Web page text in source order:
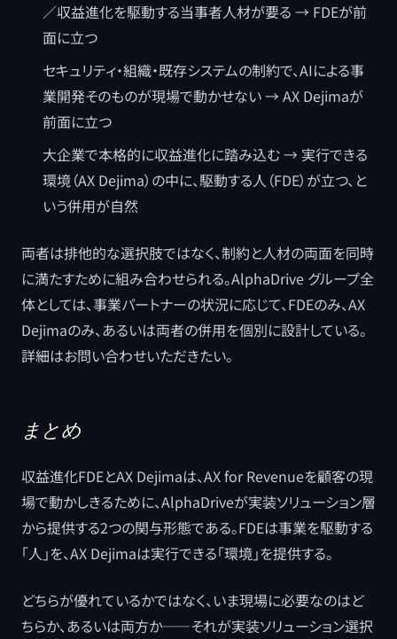
／収益進化を駆動する当事者人材が要る → FDEが前
面に立つ
セキュリティ・組織・既存システムの制約で、AIによる事
業開発そのものが現場で動かせない → AX Dejimaが
前面に立つ
大企業で本格的に収益進化に踏み込む → 実行できる
環境（AX Dejima）の中に、駆動する人（FDE）が立つ、と
いう併用が自然
両者は排他的な選択肢ではなく、制約と人材の両面を同時
に満たすために組み合わせられる。AlphaDrive グループ全
体としては、事業パートナーの状況に応じて、FDEのみ、AX
Dejimaのみ、あるいは両者の併用を個別に設計している。
詳細はお問い合わせいただきたい。
まとめ
収益進化FDEとAX Dejimaは、AX for Revenueを顧客の現
場で動かしきるために、AlphaDriveが実装ソリューション層
から提供する2つの関与形態である。FDEは事業を駆動する
「人」を、AX Dejimaは実行できる「環境」を提供する。
どちらが優れているかではなく、いま現場に必要なのはど
ちらか、あるいは両方か――それが実装ソリューション選択